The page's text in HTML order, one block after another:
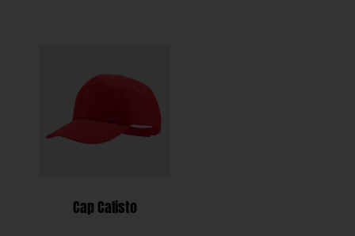
Cap Calisto